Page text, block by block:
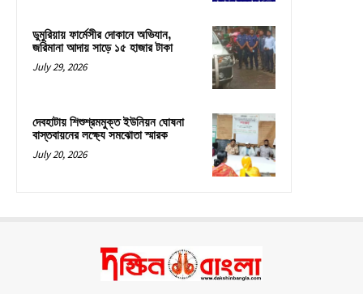
ডুমুরিয়ায় ফার্মেসীর দোকানে অভিযান,
জরিমানা আদায় সাড়ে ১৫ হাজার টাকা
July 29, 2026
দেবহাটায় শিশুশ্রমমুক্ত ইউনিয়ন ঘোষনা
বাস্তবায়নের লক্ষ্যে সমঝোতা স্মারক
July 20, 2026